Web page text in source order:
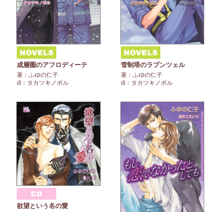
成層圏のアフロディーテ
著：ふゆの仁子
ill：タカツキノボル
管制塔のラプンツェル
著：ふゆの仁子
ill：タカツキノボル
欲望という名の愛